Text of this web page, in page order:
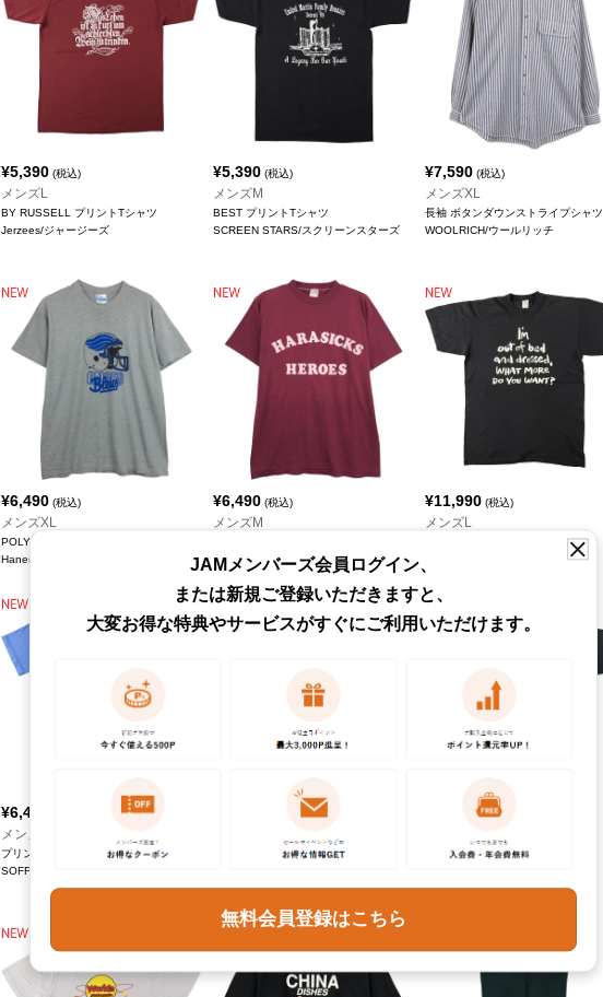
¥5,390 (税込)
メンズL
BY RUSSELL プリントTシャツ
Jerzees/ジャージーズ
¥5,390 (税込)
メンズM
BEST プリントTシャツ
SCREEN STARS/スクリーンスターズ
¥7,590 (税込)
メンズXL
長袖 ボタンダウンストライプシャツ
WOOLRICH/ウールリッチ
¥6,490 (税込)
メンズXL
POLY-COTTON 青タグ カレッジTシャツ
Hanes/ヘインズ
¥6,490 (税込)
メンズM
SPORTSWEAR
¥11,990 (税込)
メンズL
¥6,490
メンズM
プリントTシャツ
SOFFE/ソフィ
スーベニアTシャツ
(税込)
プリントTシャツ
JAMメンバーズ会員ログイン、
または新規ご登録いただきますと、
大変お得な特典やサービスがすぐにご利用いただけます。
無料会員登録はこちら